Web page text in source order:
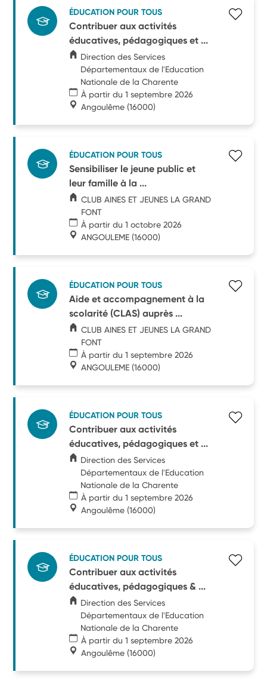
ÉDUCATION POUR TOUS
Contribuer aux activités
éducatives, pédagogiques et ...
Direction des Services
Départementaux de l'Education
Nationale de la Charente
À partir du 1 septembre 2026
Angoulême (16000)
ÉDUCATION POUR TOUS
Sensibiliser le jeune public et
leur famille à la ...
CLUB AINES ET JEUNES LA GRAND
FONT
À partir du 1 octobre 2026
ANGOULEME (16000)
ÉDUCATION POUR TOUS
Aide et accompagnement à la
scolarité (CLAS) auprès ...
CLUB AINES ET JEUNES LA GRAND
FONT
À partir du 1 septembre 2026
ANGOULEME (16000)
ÉDUCATION POUR TOUS
Contribuer aux activités
éducatives, pédagogiques et ...
Direction des Services
Départementaux de l'Education
Nationale de la Charente
À partir du 1 septembre 2026
Angoulême (16000)
ÉDUCATION POUR TOUS
Contribuer aux activités
éducatives, pédagogiques & ...
Direction des Services
Départementaux de l'Education
Nationale de la Charente
À partir du 1 septembre 2026
Angoulême (16000)